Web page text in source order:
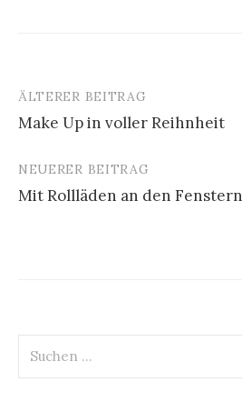
Beitrags-
Navigation
ÄLTERER BEITRAG
Make Up in voller Reihnheit
NEUERER BEITRAG
Mit Rollläden an den
nach: